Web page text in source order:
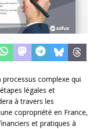
processus complexe qui
légales et
à travers les
copropriété en France,
et pratiques à